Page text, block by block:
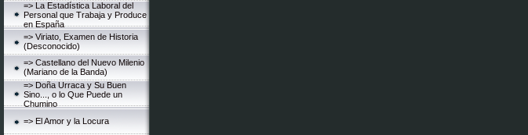
=> La Estadística Laboral del
Personal que Trabaja y Produce
en España
=> Viriato, Examen de Historia
(Desconocido)
=> Castellano del Nuevo Milenio
(Mariano de la Banda)
=> Doña Urraca y Su Buen
Sino..., o lo Que Puede un
Chumino
=> El Amor y la Locura